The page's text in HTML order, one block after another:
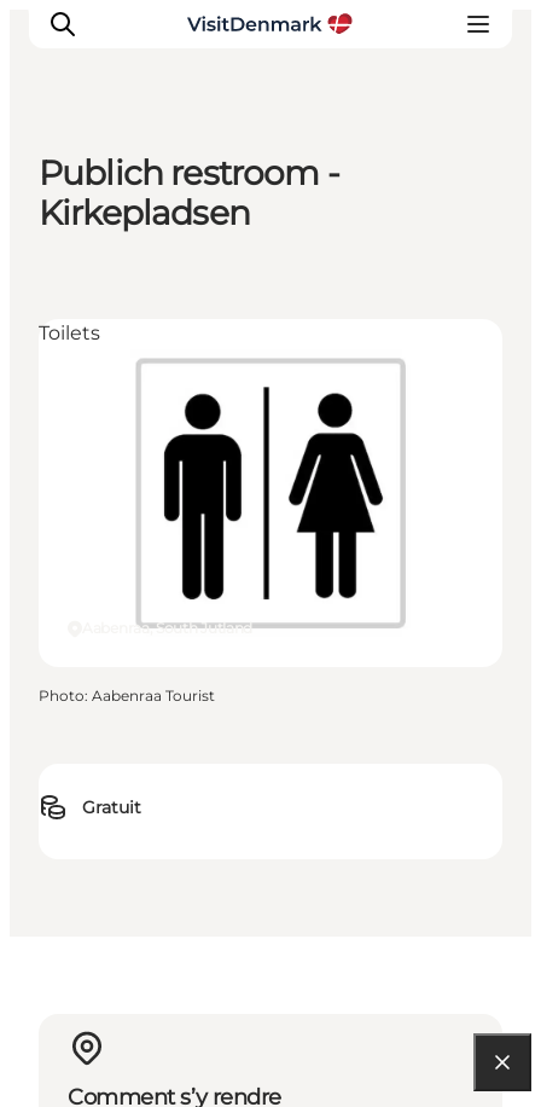
Inspirations
Destinations
Planifiez votre voyage
Publich restroom -
Kirkepladsen
Gratuit
Aabenraa, South Jutland
Toilets
Photo: Aabenraa Tourist
Comment s’y rendre